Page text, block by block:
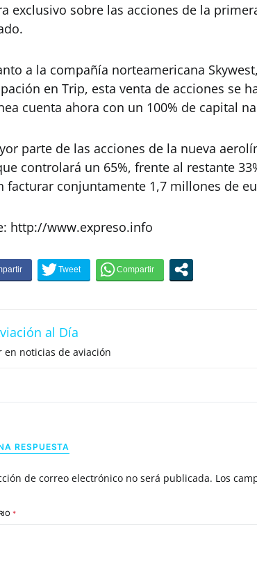
exclusivo sobre las acciones de la
a la compañía norteamericana
en Trip, esta venta de acciones se
cuenta ahora con un 100% de capital
parte de las acciones de la nueva
controlará un 65%, frente al restante
facturar conjuntamente 1,7 millones de
http://www.expreso.info
al Día
en noticias de aviación
RESPUESTA
de correo electrónico no será publicada. Los
*